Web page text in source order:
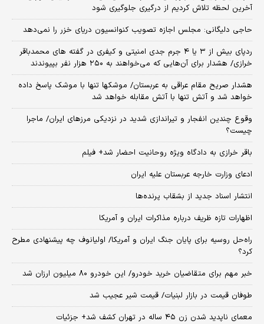
آخرین لحظه تلاش کردیم از درگیری جلوگیری شود
حاجی دلیگانی: مجلس اجازه تصویب کنوانسیون دریای خزر را نمی‌دهد
ردپای بیش از ۳ یا ۴ جرم جدی امنیتی و کیفری در گفته های محمدباقر
خرازی/ هشدار برای آن‌هایی که می‌خواهند به ۲۵۰ هزار نفر بپیوندند
هشدار صریح مقام عراقی به عربستان/ موشکها تنها با موشک پاسخ داده
خواهد شد و آتش تنها با آتش مقابله خواهد شد
وقوع چندین انفجار و تیراندازی شدید در نزدیکی مرز‌های ایران/ ماجرا
چیست؟
باقر خرازی به دادگاه ویژه روحانیت احضار شد+ فیلم
ادعای وزارت خارجه عربستان علیه ایران
انتشار اسناد جدید از بشقاب پرنده‌ها
اظهارات تازه ظریف درباره مذاکرات ایران و آمریکا
راه‌حل روسیه برای پایان جنگ ایران و آمریکا/ اولیانوف چه پیشنهادی مطرح
کرد؟
خبر مهم برای متقاضیان خرید خودرو/ این خودرو ۸۰ میلیون ارزان شد
طوفان قیمت در بازار لبنیات/ قیمت شیر عجیب شد
معمای ناپدید شدن زن ۴۵ ساله در تهران کشف شد+ جزئیات